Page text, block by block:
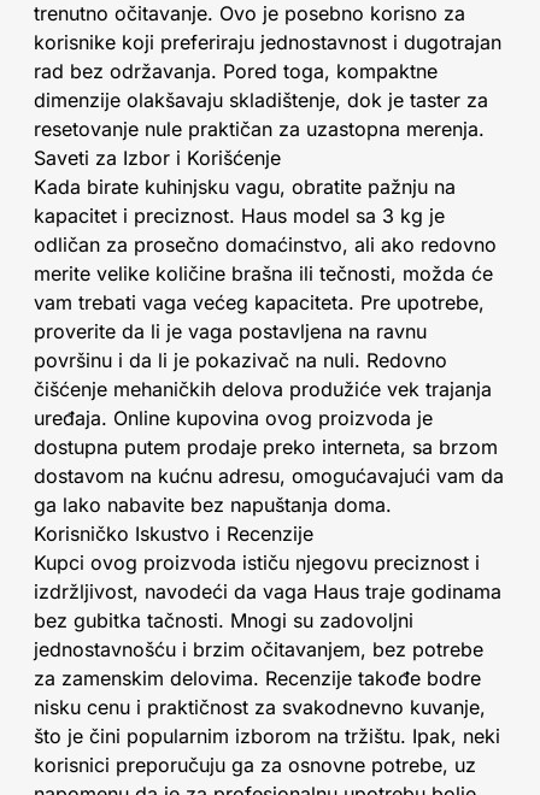
trenutno očitavanje. Ovo je posebno korisno za
korisnike koji preferiraju jednostavnost i dugotrajan
rad bez održavanja. Pored toga, kompaktne
dimenzije olakšavaju skladištenje, dok je taster za
resetovanje nule praktičan za uzastopna merenja.
Saveti za Izbor i Korišćenje
Kada birate kuhinjsku vagu, obratite pažnju na
kapacitet i preciznost. Haus model sa 3 kg je
odličan za prosečno domaćinstvo, ali ako redovno
merite velike količine brašna ili tečnosti, možda će
vam trebati vaga većeg kapaciteta. Pre upotrebe,
proverite da li je vaga postavljena na ravnu
površinu i da li je pokazivač na nuli. Redovno
čišćenje mehaničkih delova produžiće vek trajanja
uređaja. Online kupovina ovog proizvoda je
dostupna putem prodaje preko interneta, sa brzom
dostavom na kućnu adresu, omogućavajući vam da
ga lako nabavite bez napuštanja doma.
Korisničko Iskustvo i Recenzije
Kupci ovog proizvoda ističu njegovu preciznost i
izdržljivost, navodeći da vaga Haus traje godinama
bez gubitka tačnosti. Mnogi su zadovoljni
jednostavnošću i brzim očitavanjem, bez potrebe
za zamenskim delovima. Recenzije takođe bodre
nisku cenu i praktičnost za svakodnevno kuvanje,
što je čini popularnim izborom na tržištu. Ipak, neki
korisnici preporučuju ga za osnovne potrebe, uz